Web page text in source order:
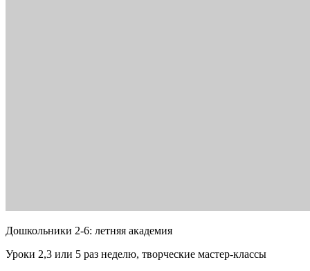
Дошкольники 2-6: летняя академия
Уроки 2,3 или 5 раз неделю, творческие мастер-классы